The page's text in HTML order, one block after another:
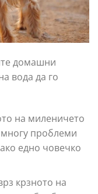
домашни
вода да го
на миленичето
многу проблеми
едно човечко
крзното на